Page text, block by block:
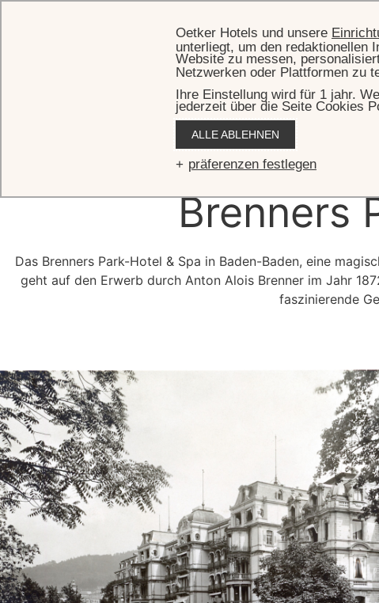
Eine kurze
Brenners
Das Brenners Park-Hotel & Spa in Baden-Baden, eine
geht auf den Erwerb durch Anton Alois Brenner im Jahr
faszinierende
Oetker Hotels und unsere
unterliegt, um den redaktionellen
Website zu messen,
Netzwerken oder Plattformen zu
Ihre Einstellung wird für 1 jahr.
jederzeit über die Seite Cookies
ALLE ABLEHNEN
präferenzen festlegen